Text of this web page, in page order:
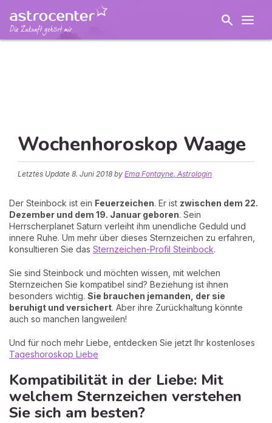
Wochenhoroskop Waage
Letztes Update 8. Juni 2018 by Ema Fontayne, Astrologin
Der Steinbock ist ein Feuerzeichen. Er ist zwischen dem 22.
Dezember und dem 19. Januar geboren. Sein
Herrscherplanet Saturn verleiht ihm unendliche Geduld und
innere Ruhe. Um mehr über dieses Sternzeichen zu erfahren,
konsultieren Sie das Sternzeichen-Profil Steinbock.
Sie sind Steinbock und möchten wissen, mit welchen
Sternzeichen Sie kompatibel sind? Beziehung ist ihnen
besonders wichtig. Sie brauchen jemanden, der sie
beruhigt und versichert. Aber ihre Zurückhaltung könnte
auch so manchen langweilen!
Und für noch mehr Liebe, entdecken Sie jetzt Ihr kostenloses
Tageshoroskop Liebe
Kompatibilität in der Liebe: Mit
welchem Sternzeichen verstehen
Sie sich am besten?